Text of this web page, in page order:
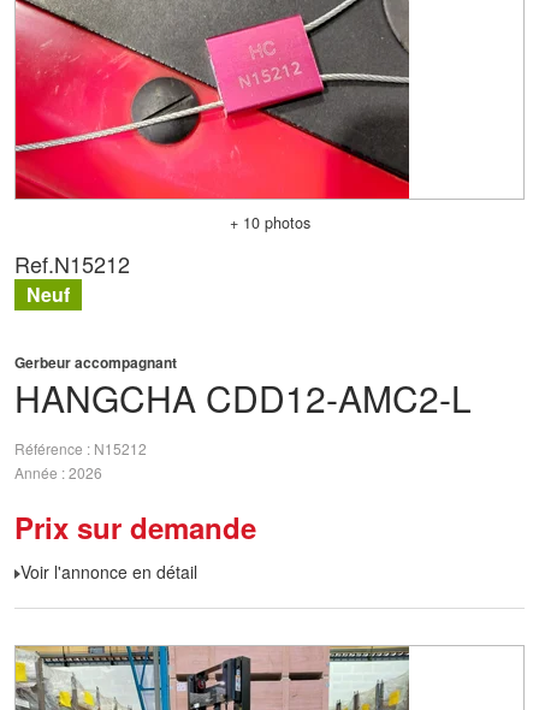
+ 10 photos
HANGCHA CDD12-AMC2-L
Gerbeur accompagnant
Référence
N15212
Année 2026
Prix sur demande
Voir l'annonce en détail
Ref.N15212
Neuf